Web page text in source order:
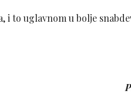
i to uglavnom u bolje